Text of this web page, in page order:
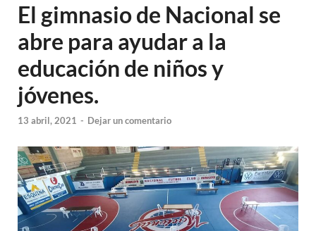
El gimnasio de Nacional se
abre para ayudar a la
educación de niños y
jóvenes.
13 abril, 2021 - Dejar un comentario